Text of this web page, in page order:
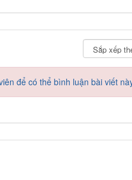
để có thể bình luận bài viết